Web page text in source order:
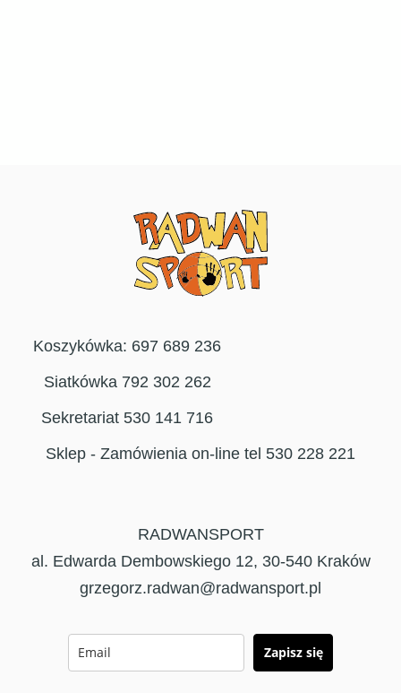
Koszykówka: 697 689 236
Siatkówka 792 302 262
Sekretariat 530 141 716
Sklep - Zamówienia on-line tel 530 228 221
RADWANSPORT
al. Edwarda Dembowskiego 12, 30-540 Kraków
grzegorz.radwan@radwansport.pl
Zapisz się